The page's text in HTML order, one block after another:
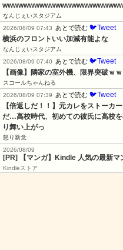
なんじぇいスタジアム
2026/08/09 07:43
あとで読む 🐦Tweet
横浜のフロントいい加減有能よな
なんじぇいスタジアム
2026/08/09 07:40
あとで読む 🐦Tweet
【画像】隣家の室外機、限界突破ｗ
スコールちゃんねる
2026/08/09 07:39
あとで読む 🐦Tweet
【倍返しだ！！】元カレをストーカ
だ…高校時代、初めての彼氏に高校
り舞い上がっ
怒り新党
2026/08/09
[PR] 【マンガ】Kindle 人気の最新マ
Kindleストア